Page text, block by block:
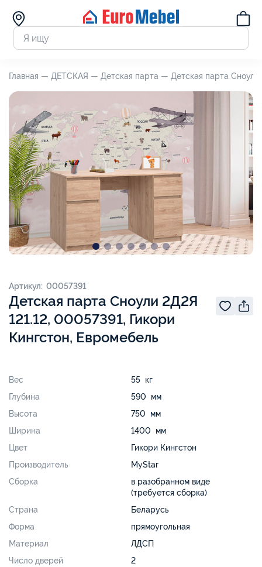
Главная — ДЕТСКАЯ — Детская парта — Детская парта
Детская парта Сноули 2Д2Я
121.12, 00057391, Гикори
Кингстон, Евромебель
Артикул: 00057391
Вес
55 кг
Глубина
590 мм
Высота
750 мм
Ширина
1400 мм
Цвет
Гикори Кингстон
Производитель
MyStar
Сборка
в разобранном виде
(требуется сборка)
Страна
Беларусь
Форма
прямоугольная
Материал
ЛДСП
Число дверей
2